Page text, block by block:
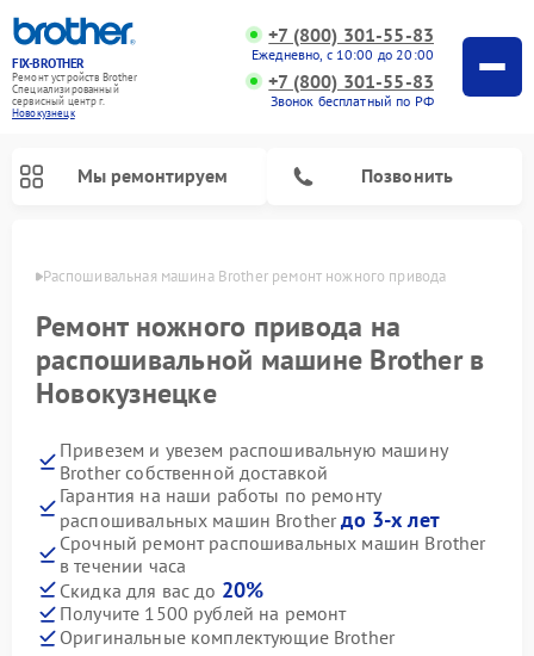
FIX-BROTHER
Ремонт устройств Brother
Специализированный
cервисный центр г.
Новокузнецк
+7 (800) 301-55-83
Ежедневно, с 10:00 до 20:00
+7 (800) 301-55-83
Звонок бесплатный по РФ
Мы ремонтируем Позвонить
Распошивальная машина Brother ремонт ножного привода
Ремонт ножного привода на
распошивальной машине Brother в
Новокузнецке
Привезем и увезем распошивальную машину
Brother собственной доставкой
Гарантия на наши работы по ремонту
распошивальных машин Brotherдо 3-х лет
Срочный ремонт распошивальных машин Brother
в течении часа
Скидка для вас до 20%
Получите 1500 рублей на ремонт
Оригинальные комплектующие Brother